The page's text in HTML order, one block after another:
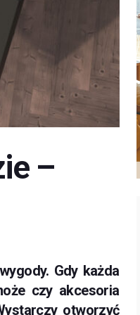
–
Gdy każda
czy akcesoria
otworzyć